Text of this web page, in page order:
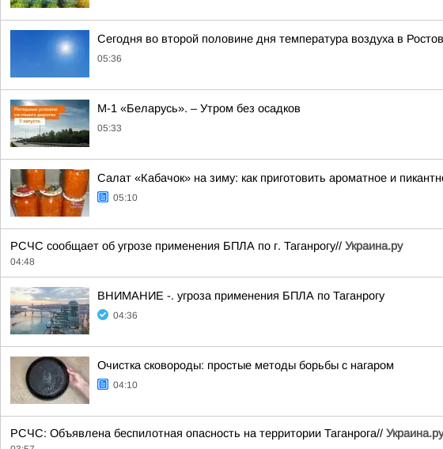
Сегодня во второй половине дня температура воздуха в
05:36
М-1 «Беларусь». – Утром без осадков
05:33
Салат «Кабачок» на зиму: как приготовить ароматное и
05:10
РСЧС сообщает об угрозе применения БПЛА по г. Таганрогу// Украина.ру
04:48
ВНИМАНИЕ -. угроза применения БПЛА по Таганрогу
04:36
Очистка сковороды: простые методы борьбы с нагаром
04:10
РСЧС: Объявлена беспилотная опасность на территории Таганрога// Украина.ру